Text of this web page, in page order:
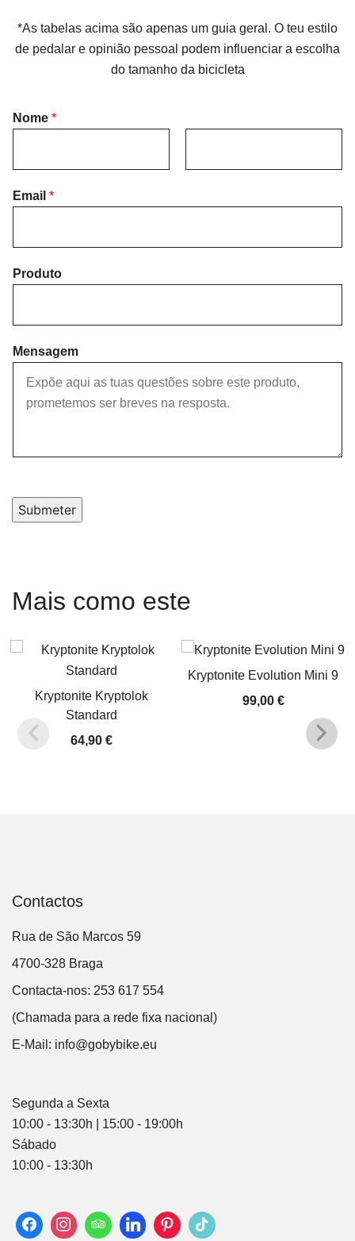
*As tabelas acima são apenas um guia geral. O teu estilo
de pedalar e opinião pessoal podem influenciar a escolha
do tamanho da bicicleta
Nome *
t
Email *
Produto
Mensagem
Submeter
Mais como este
Kryptonite Kryptolok
Standard
64,90€
Kryptonite Evolution Mini 9
99,00 €
Contactos
Rua de São Marcos 59
4700-328 Braga
Contacta-nos: 253 617 554
(Chamada para a rede fixa nacional)
E-Mail: info@gobybike.eu
Segunda a Sexta
10:00 - 13:30h | 15:00 - 19:00h
Sábado
10:00 - 13:30h